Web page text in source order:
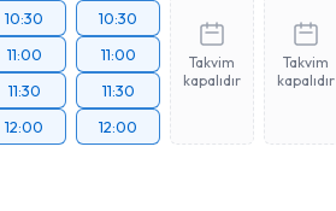
10:30
11:00
11:30
12:00
10:30
11:00
11:30
12:00
Takvim
kapalıdır
Takvim
kapalıdır